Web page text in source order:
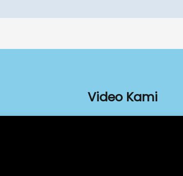
Video Kami